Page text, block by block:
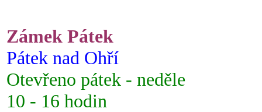
Zámek Pátek
Pátek nad Ohří
Otevřeno pátek - neděle
10 - 16 hodin